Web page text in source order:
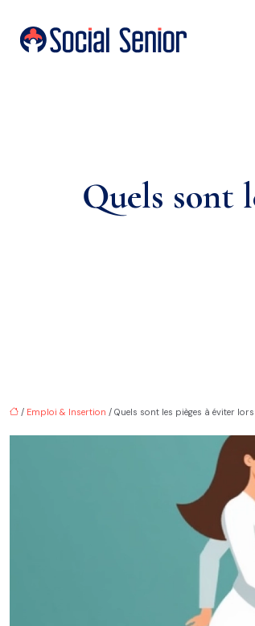
Quels sont
/ Emploi & Insertion / Quels sont les pièges à éviter